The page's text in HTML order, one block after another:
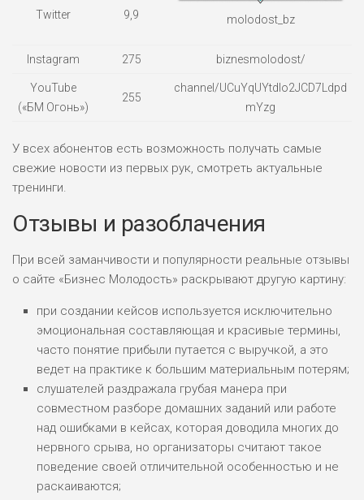
РИСКИ:
НИЗКИЕ
ВЫСОКИЙ
БЮДЖЕТ:
ВЫСОКИЙ
ОБЗОР
М СТАВОК
0
СРЕДНИЕ
ДОХОД:
БЮДЖЕТ:
НИЗКИЙ
ОБЗОР
molodost_bz
Twitter 9,9
Instagram 275 biznesmolodost/
YouTube
(«БМ Огонь»)
255
channel/UCuYqUYtdlo2JCD7Ldpd
mYzg
У всех абонентов есть возможность получать самые
свежие новости из первых рук, смотреть актуальные
тренинги.
Отзывы и разоблачения
При всей заманчивости и популярности реальные отзывы
о сайте «Бизнес Молодость» раскрывают другую картину:
при создании кейсов используется исключительно
эмоциональная составляющая и красивые термины,
часто понятие прибыли путается с выручкой, а это
ведет на практике к большим материальным потерям;
слушателей раздражала грубая манера при
совместном разборе домашних заданий или работе
над ошибками в кейсах, которая доводила многих до
нервного срыва, но организаторы считают такое
поведение своей отличительной особенностью и не
раскаиваются;